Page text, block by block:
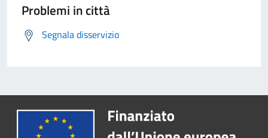
Problemi in città
Segnala disservizio